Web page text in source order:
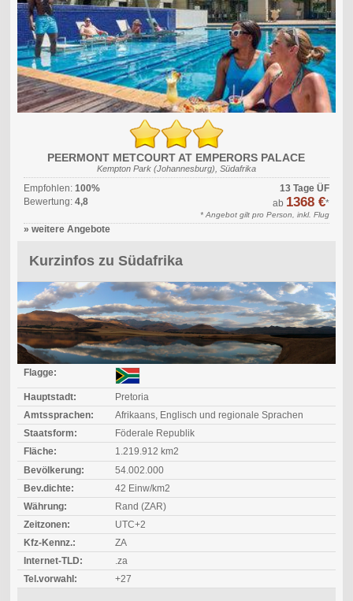
PEERMONT METCOURT AT EMPERORS PALACE
Kempton Park (Johannesburg), Südafrika
Empfohlen: 100%
Bewertung: 4,8
13 Tage ÜF
ab 1368 €*
* Angebot gilt pro Person, inkl. Flug
» weitere Angebote
Kurzinfos zu Südafrika
Flagge:
Hauptstadt:
Pretoria
Amtssprachen:
Afrikaans, Englisch und regionale Sprachen
Staatsform:
Föderale Republik
Fläche:
1.219.912 km2
Bevölkerung:
54.002.000
Bev.dichte:
42 Einw/km2
Währung:
Rand (ZAR)
Zeitzonen:
UTC+2
Kfz-Kennz.:
ZA
Internet-TLD:
.za
Tel.vorwahl:
+27